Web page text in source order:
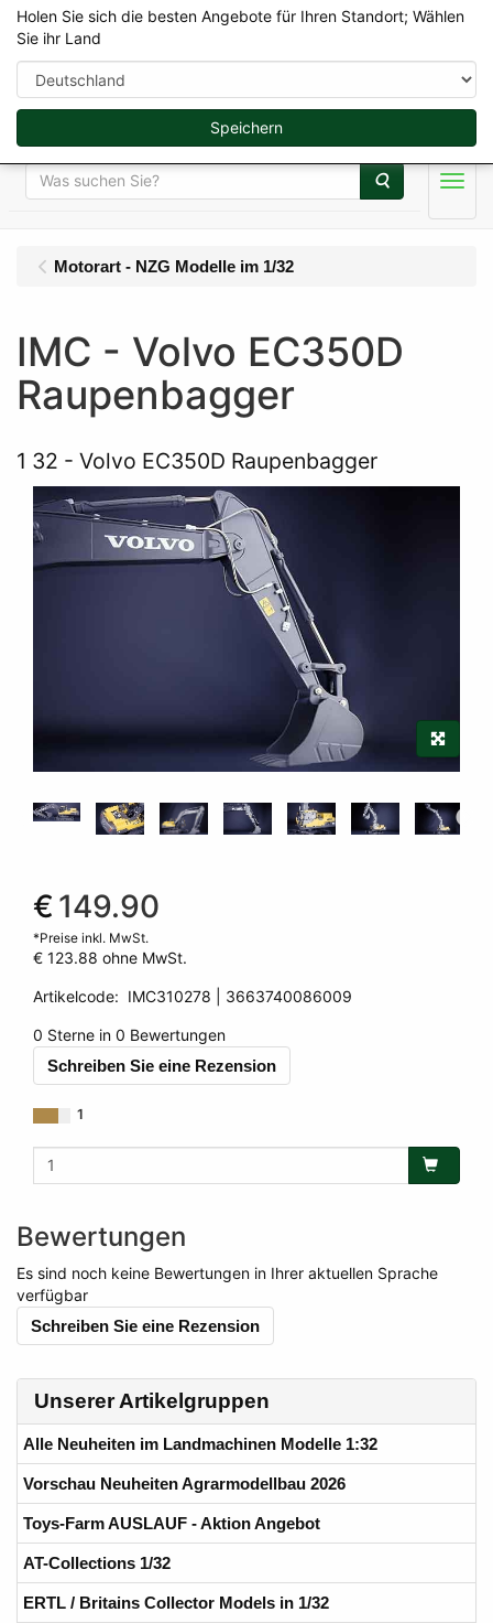
Suche Menu
Unserer Artikelgruppen
Alle Neuheiten im Landmachinen Modelle 1:32
Vorschau Neuheiten Agrarmodellbau 2026
Toys-Farm AUSLAUF - Aktion Angebot
AT-Collections 1/32
ERTL / Britains Collector Models in 1/32
Motorart - NZG Modelle im 1/32
IMC - Volvo EC350D
Raupenbagger
1 32 Volvo EC350D Raupenbagger
€ 149.90
*Preise inkl. MwSt.
€ 123.88 ohne MwSt.
Artikelcode: IMC310278
3663740086009
0 Sterne in 0 Bewertungen
Schreiben Sie eine Rezension
1
Bewertungen
Es sind noch keine Bewertungen in Ihrer aktuellen Sprache
verfügbar
Schreiben Sie eine Rezension
Holen Sie sich die besten Angebote für Ihren Standort; Wählen
Sie ihr Land
Speichern